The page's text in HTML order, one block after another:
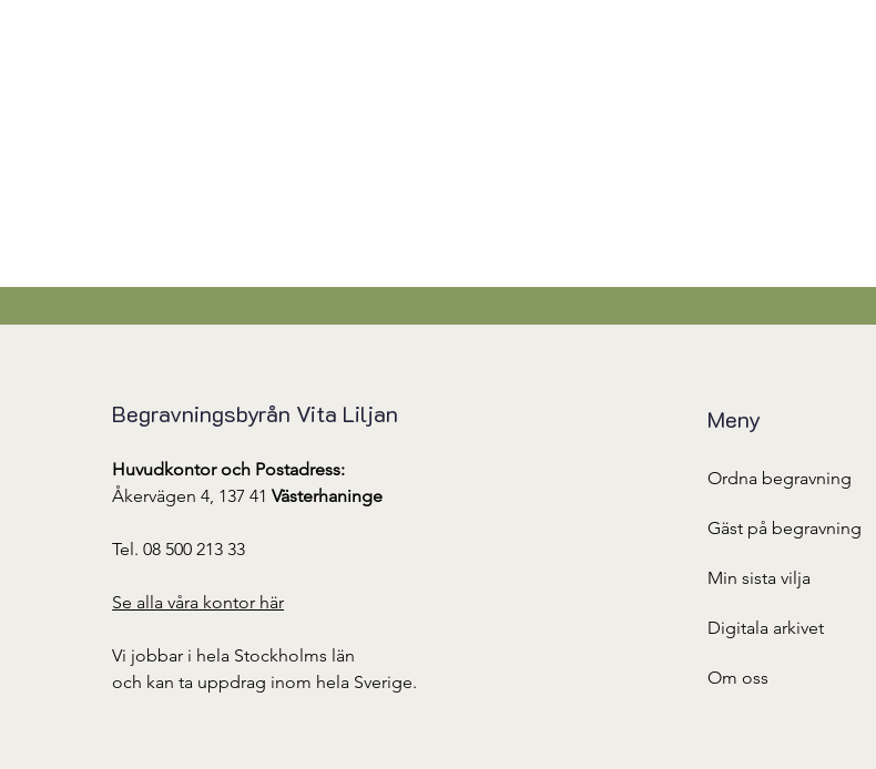
Begravningsbyrån Vita Liljan
Huvudkontor och Postadress:
Åkervägen 4, 137 41Västerhaninge
Tel. 08 500 213 33
Se alla våra kontor här
Vi jobbar i hela Stockholms län
​och kan ta uppdrag inom hela Sverige.
Meny
Ordna begravning
Gäst på begravning
Min sista vilja
Digitala arkivet
Om oss